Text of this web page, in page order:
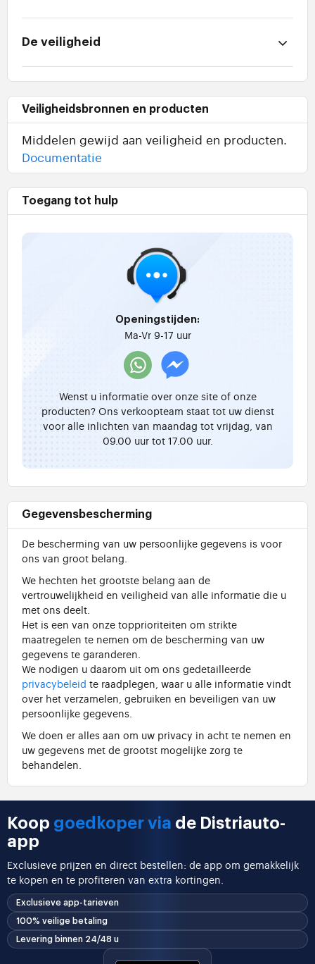
De veiligheid
Veiligheidsbronnen en producten
Middelen gewijd aan veiligheid en producten.
Documentatie
Toegang tot hulp
Openingstijden:
Ma-Vr 9-17 uur
Wenst u informatie over onze site of onze
producten? Ons verkoopteam staat tot uw dienst
voor alle inlichten van maandag tot vrijdag, van
09.00 uur tot 17.00 uur.
Gegevensbescherming
De bescherming van uw persoonlijke gegevens is voor
ons van groot belang.
We hechten het grootste belang aan de
vertrouwelijkheid en veiligheid van alle informatie die u
met ons deelt.
Het is een van onze topprioriteiten om strikte
maatregelen te nemen om de bescherming van uw
gegevens te garanderen.
We nodigen u daarom uit om ons gedetailleerde
privacybeleid te raadplegen, waar u alle informatie vindt
over het verzamelen, gebruiken en beveiligen van uw
persoonlijke gegevens.
We doen er alles aan om uw privacy in acht te nemen en
uw gegevens met de grootst mogelijke zorg te
behandelen.
Koop goedkoper via de Distriauto-
app
Exclusieve prijzen en direct bestellen: de app om gemakkelijk
te kopen en te profiteren van extra kortingen.
Exclusieve app-tarieven
100% veilige betaling
Levering binnen 24/48 u